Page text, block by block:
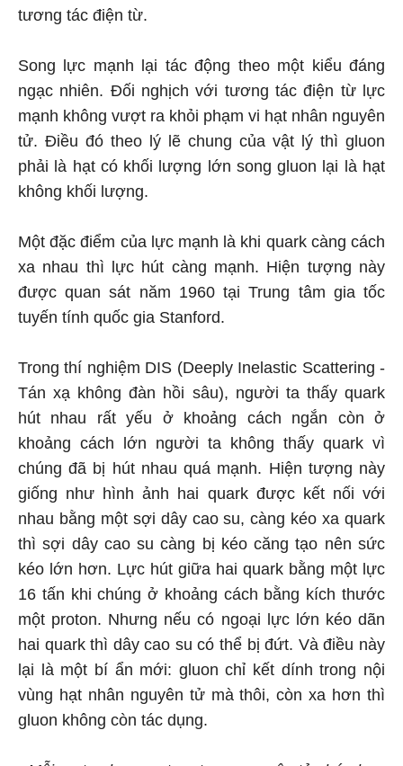
tương tác điện từ.
Song lực mạnh lại tác động theo một kiểu đáng
ngạc nhiên. Đối nghịch với tương tác điện từ lực
mạnh không vượt ra khỏi phạm vi hạt nhân nguyên
tử. Điều đó theo lý lẽ chung của vật lý thì gluon
phải là hạt có khối lượng lớn song gluon lại là hạt
không khối lượng.
Một đặc điểm của lực mạnh là khi quark càng cách
xa nhau thì lực hút càng mạnh. Hiện tượng này
được quan sát năm 1960 tại Trung tâm gia tốc
tuyến tính quốc gia Stanford.
Trong thí nghiệm DIS (Deeply Inelastic Scattering -
Tán xạ không đàn hồi sâu), người ta thấy quark
hút nhau rất yếu ở khoảng cách ngắn còn ở
khoảng cách lớn người ta không thấy quark vì
chúng đã bị hút nhau quá mạnh. Hiện tượng này
giống như hình ảnh hai quark được kết nối với
nhau bằng một sợi dây cao su, càng kéo xa quark
thì sợi dây cao su càng bị kéo căng tạo nên sức
kéo lớn hơn. Lực hút giữa hai quark bằng một lực
16 tấn khi chúng ở khoảng cách bằng kích thước
một proton. Nhưng nếu có ngoại lực lớn kéo dãn
hai quark thì dây cao su có thể bị đứt. Và điều này
lại là một bí ẩn mới: gluon chỉ kết dính trong nội
vùng hạt nhân nguyên tử mà thôi, còn xa hơn thì
gluon không còn tác dụng.